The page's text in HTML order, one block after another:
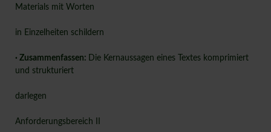
Materials mit Worten
in Einzelheiten schildern
· Zusammenfassen: Die Kernaussagen eines Textes komprimiert
und strukturiert
darlegen
Anforderungsbereich II